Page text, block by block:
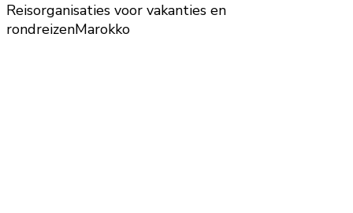
Reisorganisaties voor vakanties en
rondreizenMarokko